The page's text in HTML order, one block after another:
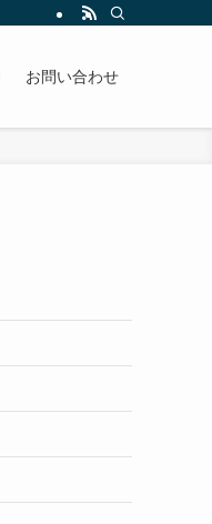
お問い合わせ